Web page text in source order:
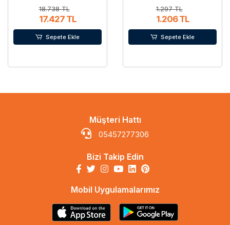
18.738 TL
17.427 TL
Sepete Ekle
1.297 TL
1.206 TL
Sepete Ekle
Müşteri Hattı
05457277306
Bizi Takip Edin
Mobil Uygulamalarımız